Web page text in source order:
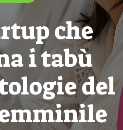
che
i tabù
del